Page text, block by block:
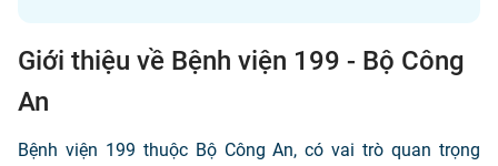
Giới thiệu về Bệnh viện 199 - Bộ Công
An
Bệnh viện 199 thuộc Bộ Công An, có vai trò quan trọng